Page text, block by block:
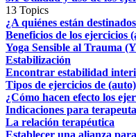
13 Topics
¿A quiénes están
Beneficios de los ejercicios
Yoga Sensible al Trauma
Estabilización
Encontrar estabilidad
Tipos de ejercicios de
¿Cómo hacen efecto los
Indicaciones para
La relación terapéutica